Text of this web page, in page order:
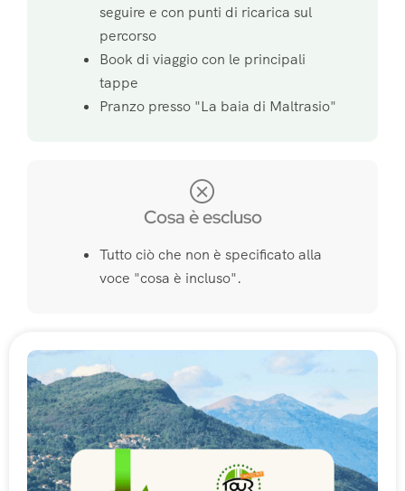
seguire e con punti di ricarica sul
percorso
Book di viaggio con le principali
tappe
Pranzo presso "La baia di Maltrasio"
Cosa è escluso
Tutto ciò che non è specificato alla
voce "cosa è incluso".